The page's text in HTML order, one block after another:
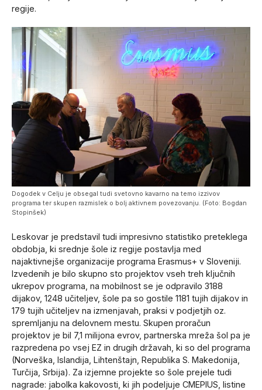
regije.
Dogodek v Celju je obsegal tudi svetovno kavarno na temo izzivov
programa ter skupen razmislek o bolj aktivnem povezovanju. (Foto: Bogdan
Stopinšek)
Leskovar je predstavil tudi impresivno statistiko preteklega
obdobja, ki srednje šole iz regije postavlja med
najaktivnejše organizacije programa Erasmus+ v Sloveniji.
Izvedenih je bilo skupno sto projektov vseh treh ključnih
ukrepov programa, na mobilnost se je odpravilo 3188
dijakov, 1248 učiteljev, šole pa so gostile 1181 tujih dijakov in
179 tujih učiteljev na izmenjavah, praksi v podjetjih oz.
spremljanju na delovnem mestu. Skupen proračun
projektov je bil 7,1 milijona evrov, partnerska mreža šol pa je
razpredena po vsej EZ in drugih državah, ki so del programa
(Norveška, Islandija, Lihtenštajn, Republika S. Makedonija,
Turčija, Srbija). Za izjemne projekte so šole prejele tudi
nagrade: jabolka kakovosti, ki jih podeljuje CMEPIUS, listine